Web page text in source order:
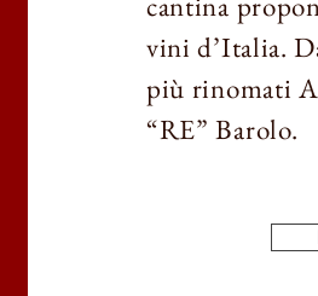
vini d’Italia.
più rinomati
“RE” Barolo.